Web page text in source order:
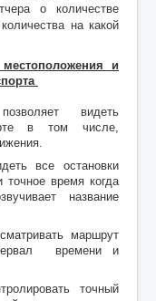
о количестве
на какой
и
видеть
в том числе,
все остановки
точное время когда
название
маршрут
времени и
точный